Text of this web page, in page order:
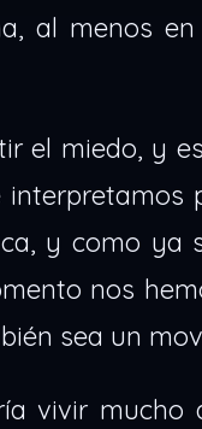
al menos
el miedo, y
y como ya
nos
sea un
vivir